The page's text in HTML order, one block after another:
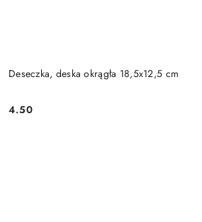
Deseczka, deska okrągła 18,5x12,5 cm
Cena:
4.50